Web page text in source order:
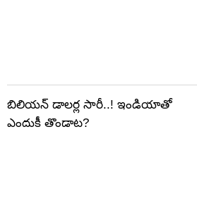
బిలియన్ డాలర్ల సారీ..! ఇండియాతో
ఎందుకీ తొండాట?